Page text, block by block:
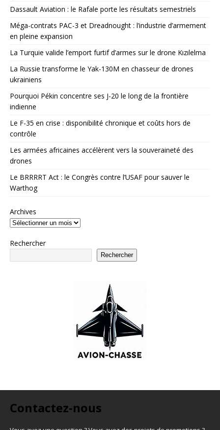
Dassault Aviation : le Rafale porte les résultats semestriels
Méga-contrats PAC-3 et Dreadnought : l’industrie d’armement
en pleine expansion
La Turquie valide l’emport furtif d’armes sur le drone Kızılelma
La Russie transforme le Yak-130M en chasseur de drones
ukrainiens
Pourquoi Pékin concentre ses J-20 le long de la frontière
indienne
Le F-35 en crise : disponibilité chronique et coûts hors de
contrôle
Les armées africaines accélèrent vers la souveraineté des
drones
Le BRRRRT Act : le Congrès contre l’USAF pour sauver le
Warthog
Archives
Rechercher
Rechercher
Contactez-nous